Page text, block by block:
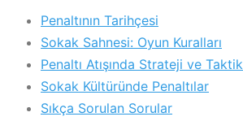
Penaltının Tarihçesi
Sokak Sahnesi: Oyun Kuralları
Penaltı Atışında Strateji ve
Sokak Kültüründe Penaltılar
Sıkça Sorulan Sorular